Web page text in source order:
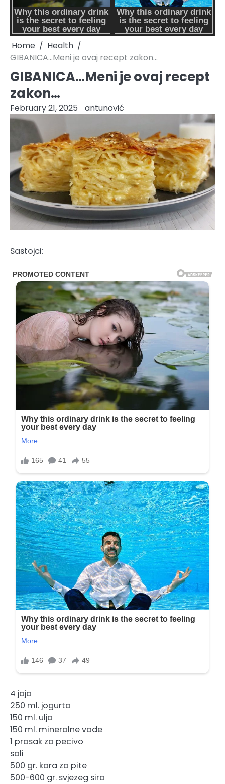
Home
Health
GIBANICA…Meni je ovaj recept zakon…
GIBANICA…Meni je ovaj recept
zakon…
February 21, 2025 antunović
Sastojci:
4 jaja
250 ml. jogurta
150 ml. ulja
150 ml. mineralne vode
1 prasak za pecivo
soli
500 gr. kora za pite
500-600 gr. svjezeg sira